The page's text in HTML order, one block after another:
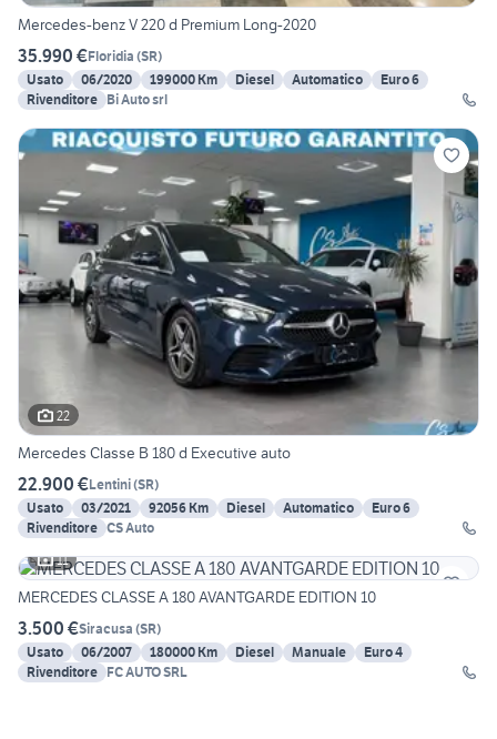
Mercedes-benz V 220 d Premium Long-2020
35.990 €Floridia (SR)
Usato
06/2020 199000 Km Diesel Automatico
Euro 6
Rivenditore Bi Auto srl
22
Mercedes Classe B 180 d Executive auto
22.900 €Lentini(SR)
Usato
03/2021 92056 Km Diesel Automatico
Euro 6
Rivenditore CS Auto
11
MERCEDES CLASSE A 180 AVANTGARDE EDITION 10
3.500 €Siracusa (SR)
Usato
06/2007 180000 Km Diesel Manuale
Euro 4
Rivenditore FC AUTO SRL